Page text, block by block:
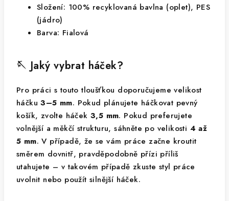
Složení: 100% recyklovaná bavlna (oplet), PES
(jádro)
Barva: Fialová
🪡 Jaký vybrat háček?
Pro práci s touto tloušťkou doporučujeme velikost
háčku3–5 mm. Pokud plánujete háčkovat pevný
košík, zvolte háček 3,5 mm. Pokud preferujete
volnější a měkčí strukturu, sáhněte po velikosti 4 až
5 mm. V případě, že se vám práce začne kroutit
směrem dovnitř, pravděpodobně přízi příliš
utahujete – v takovém případě zkuste styl práce
uvolnit nebo použít silnější háček.